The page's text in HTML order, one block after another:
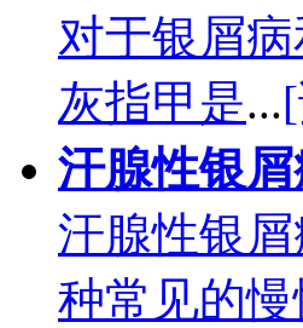
对于银屑
灰指甲是...
汗腺性银
汗腺性银
种常见的